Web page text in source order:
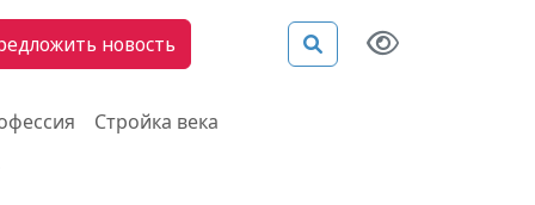
новость
Стройка века